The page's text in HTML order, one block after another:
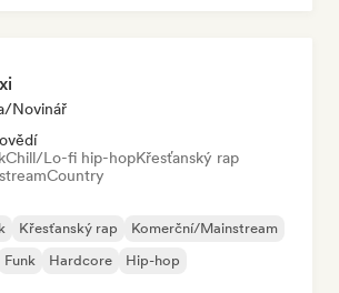
novinář
Chill/Lo-fi hip-hopKřesťanský rap
Country
Křesťanský rap
Komerční/Mainstream
Funk Hardcore Hip-hop